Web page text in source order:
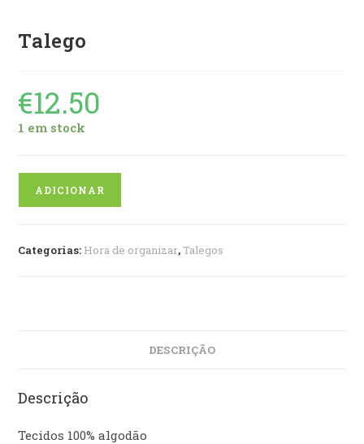
Talego
€12.50
1 em stock
ADICIONAR
Categorias: Hora de organizar, Talegos
DESCRIÇÃO
Descrição
Tecidos 100% algodão